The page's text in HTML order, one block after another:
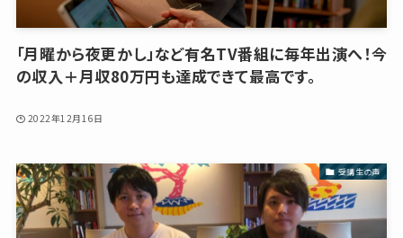
「月曜から夜更かし」など有名TV番組に毎年出演へ！今
の収入＋月収80万円も達成できて最高です。
2022年12月16日
受講生の声